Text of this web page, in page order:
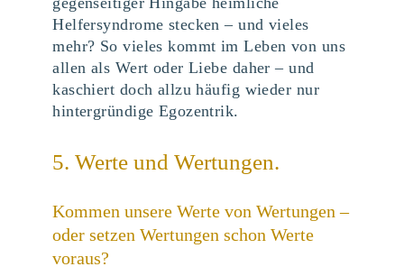
Helfersyndrome stecken – und vieles
mehr? So vieles kommt im Leben von uns
allen als Wert oder Liebe daher – und
kaschiert doch allzu häufig wieder nur
hintergründige Egozentrik.
5. Werte und Wertungen.
Kommen unsere Werte von Wertungen –
oder setzen Wertungen schon Werte
voraus?